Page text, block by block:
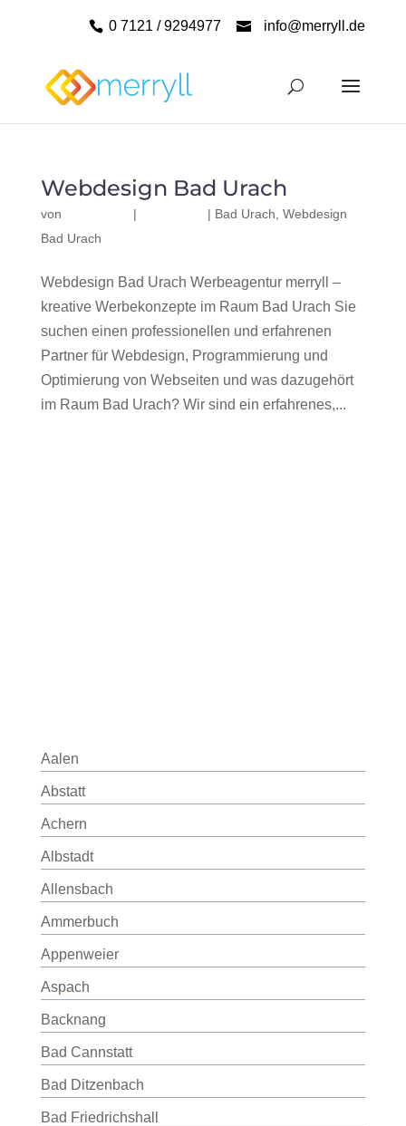
0 7121 / 9294977 info@merryll.de
Webdesign Bad Urach
von | | Bad Urach Webdesign
Bad Urach
Webdesign Bad Urach Werbeagentur merryll –
kreative Werbekonzepte im Raum Bad Urach Sie
suchen einen professionellen und erfahrenen
Partner für Webdesign, Programmierung und
Optimierung von Webseiten und was dazugehört
im Raum Bad Urach? Wir sind ein erfahrenes,...
Aalen
Abstatt
Achern
Albstadt
Allensbach
Ammerbuch
Appenweier
Aspach
Backnang
Bad Cannstatt
Bad Ditzenbach
Bad Friedrichshall